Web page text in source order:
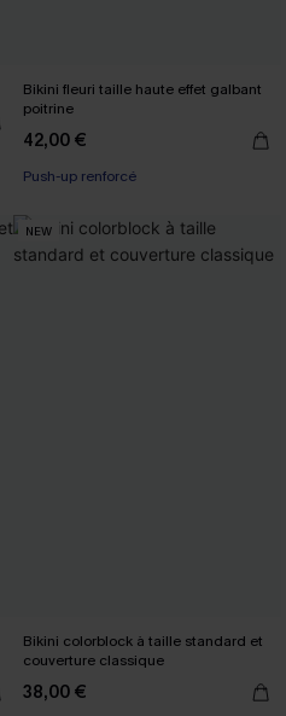
Bikini fleuri taille haute effet galbant
poitrine
42,00 €
Push-up renforcé
NEW
Bikini colorblock à taille standard et
couverture classique
38,00 €